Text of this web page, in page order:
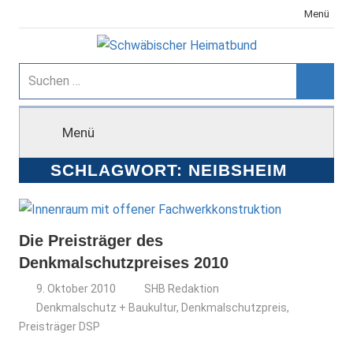
Inhalt
Menü
Schwäbischer
Heimatbund
Suchen
nach:
Menü
SCHLAGWORT: NEIBSHEIM
Die Preisträger des
Denkmalschutzpreises 2010
9. Oktober 2010
SHB Redaktion
Denkmalschutz + Baukultur, Denkmalschutzpreis,
Preisträger DSP